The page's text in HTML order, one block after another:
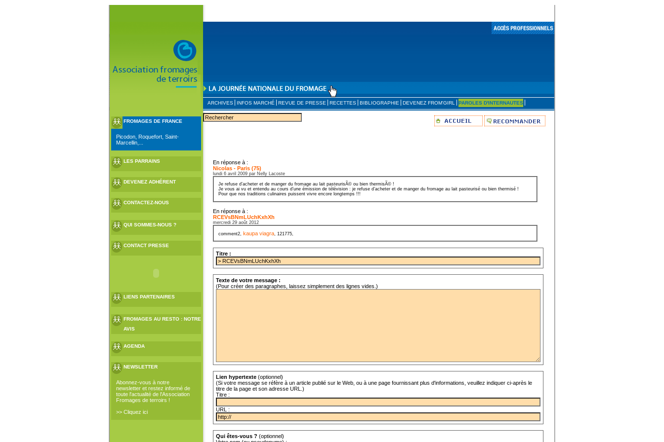
ARCHIVES INFOS MARCHÉ REVUE DE PRESSE RECETTES BIBLIOGRAPHIE DEVENEZ FROM'GIRL PAROLES D'INTERNAUTES
FROMAGES DE FRANCE
Picodon, Roquefort, Saint-
Marcellin,...
LES PARRAINS
DEVENEZ ADHÉRENT
CONTACTEZ-NOUS
QUI SOMMES-NOUS ?
CONTACT PRESSE
LIENS PARTENAIRES
FROMAGES AU RESTO : NOTRE
AVIS
AGENDA
NEWSLETTER
Abonnez-vous à notre
newsletter et restez informé de
toute l'actualité de l'Association
Fromages de terroirs !
>> Cliquez ici
En réponse à :
Nicolas - Paris (75)
lundi 6 avril 2009 par Nelly Lacoste
Je refuse d’acheter et de manger du fromage au lait pasteurisÃ© ou bien thermisÃ© !
Je vous ai vu et entendu au cours d’une émission de télévision : je refuse d’acheter et de manger du fromage au lait pasteurisé ou bien thermisé !
Pour que nos traditions culinaires puissent vivre encore longtemps !!!
En réponse à :
RCEVsBNmLUchKxhXh
mercredi 29 août 2012
comment2, kaupa viagra, 121775,
Titre :
Texte de votre message :
(Pour créer des paragraphes, laissez simplement des lignes vides.)
Lien hypertexte (optionnel)
(Si votre message se réfère à un article publié sur le Web, ou à une page fournissant plus d'informations, veuillez indiquer ci-après le
titre de la page et son adresse URL.)
Titre :
URL :
Qui êtes-vous ? (optionnel)